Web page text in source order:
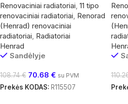
Renovaciniai radiatoriai 11 tipo
renovaciniai radiatoriai Renorad
(Henrad) renovaciniai
radiatoriai Radiatoriai
Henrad
Sandėlyje
108.74€ 70.68 € su PVM
Prekės KODAS: R115507